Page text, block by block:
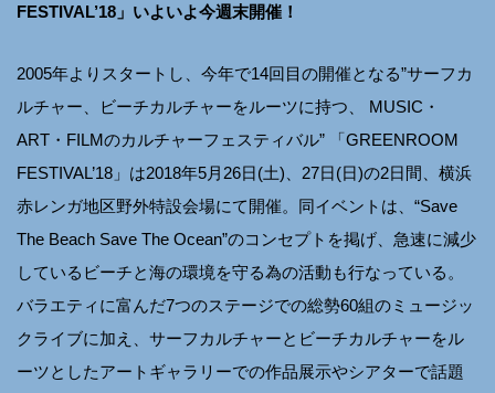
FESTIVAL’18」いよいよ今週末開催！
2005年よりスタートし、今年で14回目の開催となる”サーフカ
ルチャー、ビーチカルチャーをルーツに持つ、 MUSIC・
ART・FILMのカルチャーフェスティバル” 「GREENROOM
FESTIVAL’18」は2018年5月26日(土)、27日(日)の2日間、横浜
赤レンガ地区野外特設会場にて開催。同イベントは、“Save
The Beach Save The Ocean”のコンセプトを掲げ、急速に減少
しているビーチと海の環境を守る為の活動も行なっている。
バラエティに富んだ7つのステージでの総勢60組のミュージッ
クライブに加え、サーフカルチャーとビーチカルチャーをル
ーツとしたアートギャラリーでの作品展示やシアターで話題